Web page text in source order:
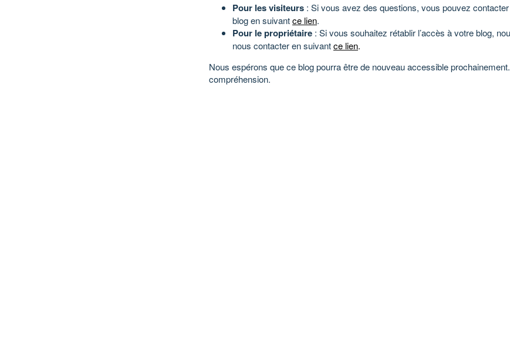
Pour les visiteurs : Si vous avez des questions, vous pouvez
blog en suivantce lien.
Pour le propriétaire : Si vous souhaitez rétablir l’accès à votre blog,
nous contacter en suivantce lien.
Nous espérons que ce blog pourra être de nouveau accessible
compréhension.